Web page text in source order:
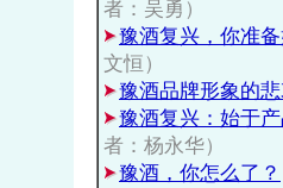
者：吴勇）
豫酒复兴，你准
文恒）
豫酒品牌形象的
豫酒复兴：始于
者：杨永华）
豫酒，你怎么了？